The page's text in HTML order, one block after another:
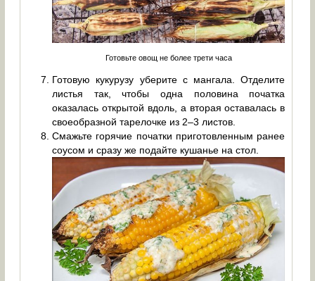
Готовьте овощ не более трети часа
Готовую кукурузу уберите с мангала. Отделите
листья так, чтобы одна половина початка
оказалась открытой вдоль, а вторая оставалась в
своеобразной тарелочке из 2–3 листов.
Смажьте горячие початки приготовленным ранее
соусом и сразу же подайте кушанье на стол.